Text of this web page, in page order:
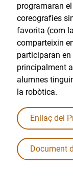
programaran
coreografies
favorita (com
comparteixin
participaran
principalment
alumnes
la robòtica.
Enllaç del
Document